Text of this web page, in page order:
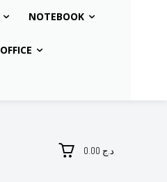
NOTEBOOK
OFFICE
0.00 د.ج